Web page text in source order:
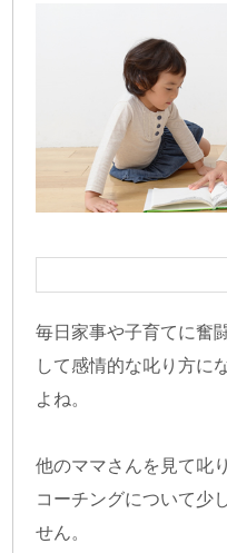
毎日家事や子育てに奮
して感情的な叱り方に
よね。
他のママさんを見て叱
コーチングについて少
せん。